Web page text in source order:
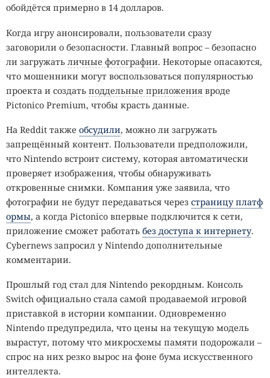
обойдётся примерно в 14 долларов.
Когда игру анонсировали, пользователи сразу
заговорили о безопасности. Главный вопрос – безопасно
ли загружать личные фотографии. Некоторые опасаются,
что мошенники могут воспользоваться популярностью
проекта и создать поддельные приложения вроде
Pictonico Premium, чтобы красть данные.
На Reddit также обсудили, можно ли загружать
запрещённый контент. Пользователи предположили,
что Nintendo встроит систему, которая автоматически
проверяет изображения, чтобы обнаруживать
откровенные снимки. Компания уже заявила, что
фотографии не будут передаваться через страницу платф
ормы, а когда Pictonico впервые подключится к сети,
приложение сможет работать без доступа к интернету.
Cybernews запросил у Nintendo дополнительные
комментарии.
Прошлый год стал для Nintendo рекордным. Консоль
Switch официально стала самой продаваемой игровой
приставкой в истории компании. Одновременно
Nintendo предупредила, что цены на текущую модель
вырастут, потому что микросхемы памяти подорожали –
спрос на них резко вырос на фоне бума искусственного
интеллекта.